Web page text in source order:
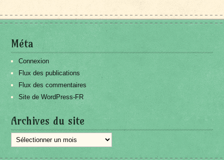
Méta
Connexion
Flux des publications
Flux des commentaires
Site de WordPress-FR
Archives du site
Archives
du